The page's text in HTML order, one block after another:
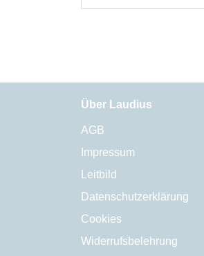
Über Laudius
AGB
Impressum
Leitbild
Datenschutzerklärung
Cookies
Widerrufsbelehrung